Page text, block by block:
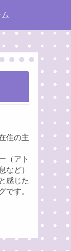
住の主
（アト
など）
感じた
です。